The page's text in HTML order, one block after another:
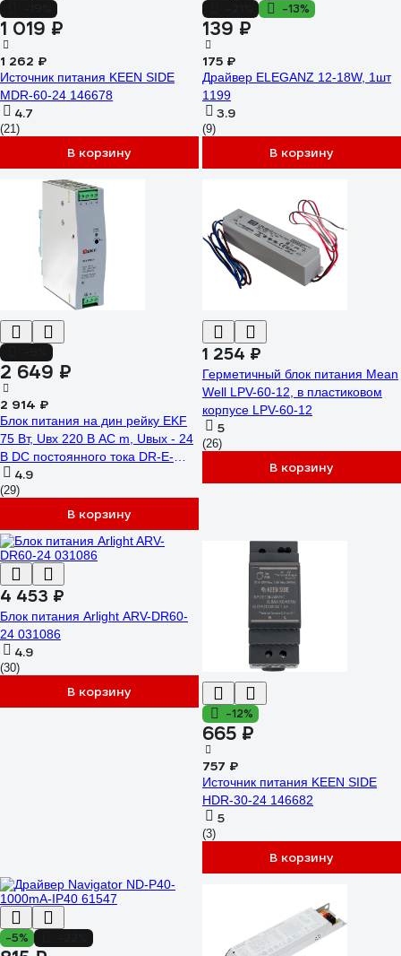
1 019 ₽
1 262 ₽
Источник питания KEEN SIDE
MDR-60-24 146678
4.7
(21)
В корзину
-13%
139 ₽
175 ₽
Драйвер ELEGANZ 12-18W, 1шт
1199
3.9
(9)
В корзину
2 649 ₽
2 914 ₽
Блок питания на дин рейку EKF
75 Вт, Uвх 220 В AC m, Uвых - 24
В DC постоянного тока DR-E-
75W-24
4.9
(29)
В корзину
1 254 ₽
Герметичный блок питания Mean
Well LPV-60-12, в пластиковом
корпусе LPV-60-12
5
(26)
В корзину
4 453 ₽
Блок питания Arlight ARV-DR60-
24 031086
4.9
(30)
В корзину
-12%
665 ₽
757 ₽
Источник питания KEEN SIDE
HDR-30-24 146682
5
(3)
В корзину
-5%